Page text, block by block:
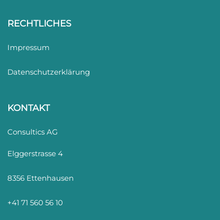
RECHTLICHES
Impressum
Datenschutzerklärung
KONTAKT
Consultics AG
Elggerstrasse 4
8356 Ettenhausen
+41 71 560 56 10